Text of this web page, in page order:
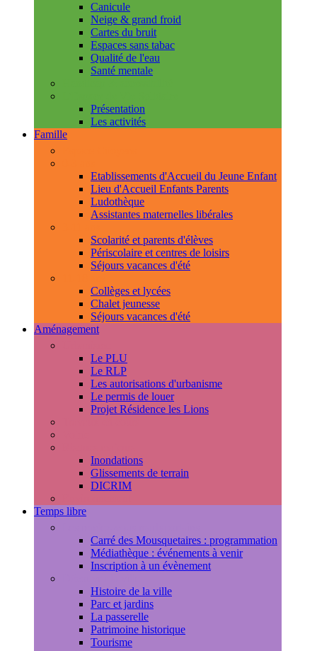
Canicule
Neige & grand froid
Cartes du bruit
Espaces sans tabac
Qualité de l'eau
Santé mentale
Présentation
Les activités
Famille
Etablissements d'Accueil du Jeune Enfant
Lieu d'Accueil Enfants Parents
Ludothèque
Assistantes maternelles libérales
Scolarité et parents d'élèves
Périscolaire et centres de loisirs
Séjours vacances d'été
Collèges et lycées
Chalet jeunesse
Séjours vacances d'été
Aménagement
Le PLU
Le RLP
Les autorisations d'urbanisme
Le permis de louer
Projet Résidence les Lions
Inondations
Glissements de terrain
DICRIM
Temps libre
Carré des Mousquetaires : programmation
Médiathèque : événements à venir
Inscription à un évènement
Histoire de la ville
Parc et jardins
La passerelle
Patrimoine historique
Tourisme